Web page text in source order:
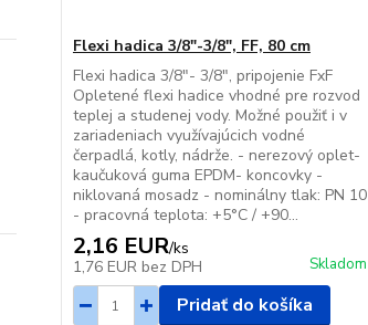
Flexi hadica 3/8"-3/8", FF, 80 cm
Flexi hadica 3/8"- 3/8", pripojenie FxF
Opletené flexi hadice vhodné pre rozvod
teplej a studenej vody. Možné použiť i v
zariadeniach využívajúcich vodné
čerpadlá, kotly, nádrže. - nerezový oplet-
kaučuková guma EPDM- koncovky -
niklovaná mosadz - nominálny tlak: PN 10
- pracovná teplota: +5°C / +90...
2,16 EUR/ks
1,76 EUR bez DPH Skladom
Pridať do košíka